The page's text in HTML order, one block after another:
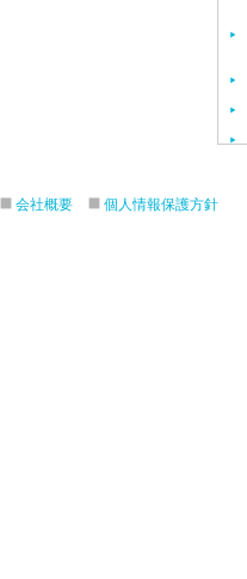
会社概要 個人情報保護方針